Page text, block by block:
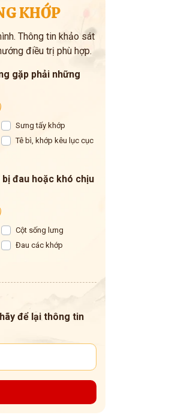
KHỚP
Thông tin khảo sát
điều trị phù hợp.
gặp phải những
Sưng tấy khớp
Tê bì, khớp kêu lục cục
đau hoặc khó chịu
Cột sống lưng
Đau các khớp
để lại thông tin